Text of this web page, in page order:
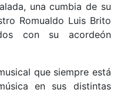
una cumbia de su
Romualdo Luis Brito
con su acordeón
que siempre está
en sus distintas